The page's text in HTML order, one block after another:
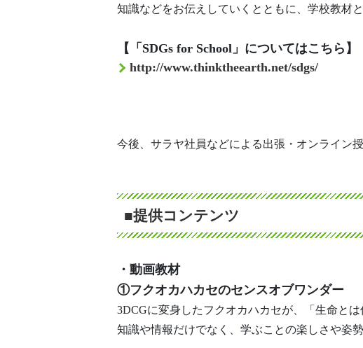
知識などをお伝えしていくとともに、学校教材
【「SDGs for School」についてはこちら】
http://www.thinktheearth.net/sdgs/
今後、サラヤ社員などによる出張・オンライン
■提供コンテンツ
・動画教材
①フクオカハカセのセンスオブワンダー
3DCGに変身したフクオカハカセが、「生命と
知識や情報だけでなく、学ぶことの楽しさや姿